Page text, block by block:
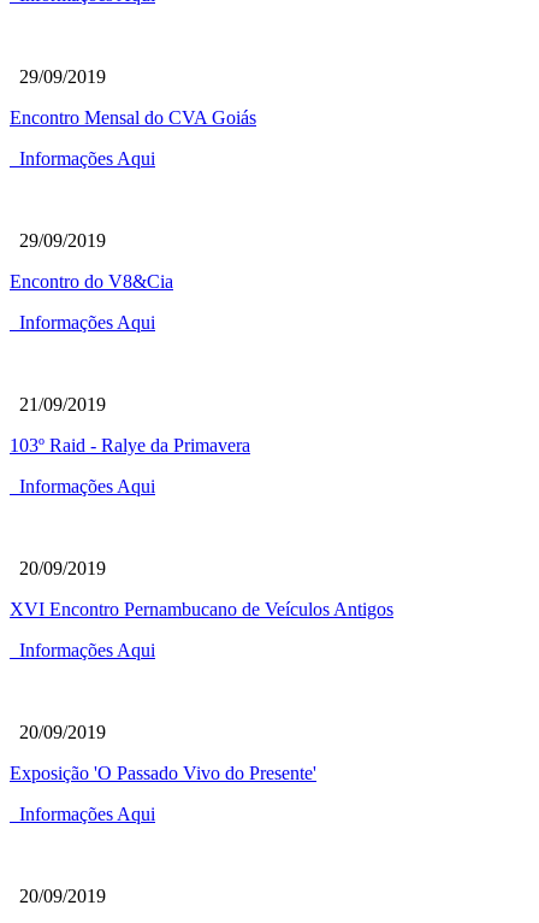
29/09/2019
Encontro Mensal do CVA Goiás
Informações Aqui
29/09/2019
Encontro do V8&Cia
Informações Aqui
21/09/2019
103º Raid - Ralye da Primavera
Informações Aqui
20/09/2019
XVI Encontro Pernambucano de Veículos Antigos
Informações Aqui
20/09/2019
Exposição 'O Passado Vivo do Presente'
Informações Aqui
20/09/2019